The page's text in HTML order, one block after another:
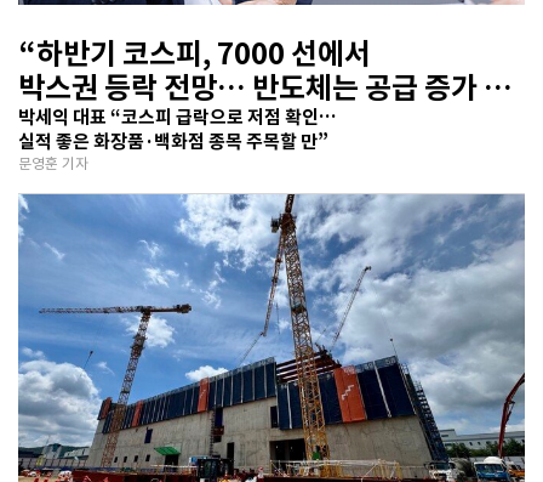
“하반기 코스피, 7000 선에서
박스권 등락 전망… 반도체는 공급 증가 선
반영 주시해야”
박세익 대표 “코스피 급락으로 저점 확인…
실적 좋은 화장품·백화점 종목 주목할 만”
문영훈 기자